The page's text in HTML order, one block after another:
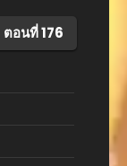
ตอนที่ 176